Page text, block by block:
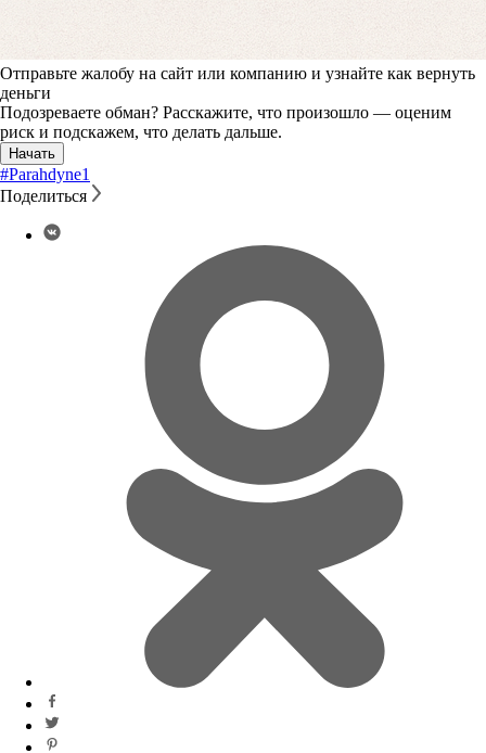
Отправьте жалобу на сайт или компанию и узнайте как вернуть
деньги
Подозреваете обман? Расскажите, что произошло — оценим
риск и подскажем, что делать дальше.
Начать
#Parahdyne1
Поделиться